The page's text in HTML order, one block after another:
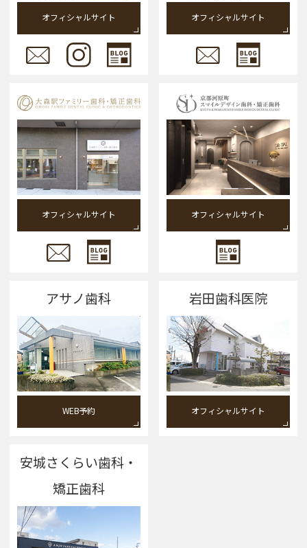
オフィシャルサイト オフィシャルサイト
オフィシャルサイト オフィシャルサイト
アサノ歯科
WEB予約
岩田歯科医院
オフィシャルサイト
安城さくらい歯科・
矯正歯科